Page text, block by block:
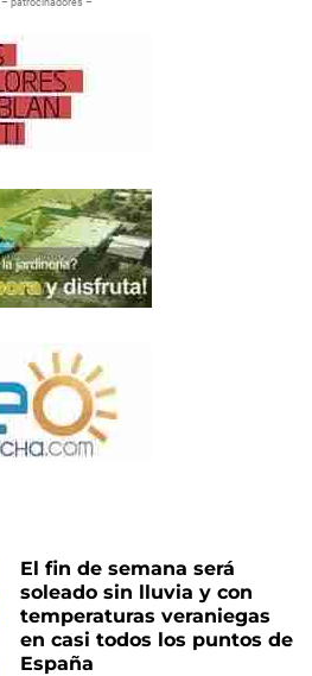
– patrocinadores –
El fin de semana será
soleado sin lluvia y con
temperaturas veraniegas
en casi todos los puntos de
España